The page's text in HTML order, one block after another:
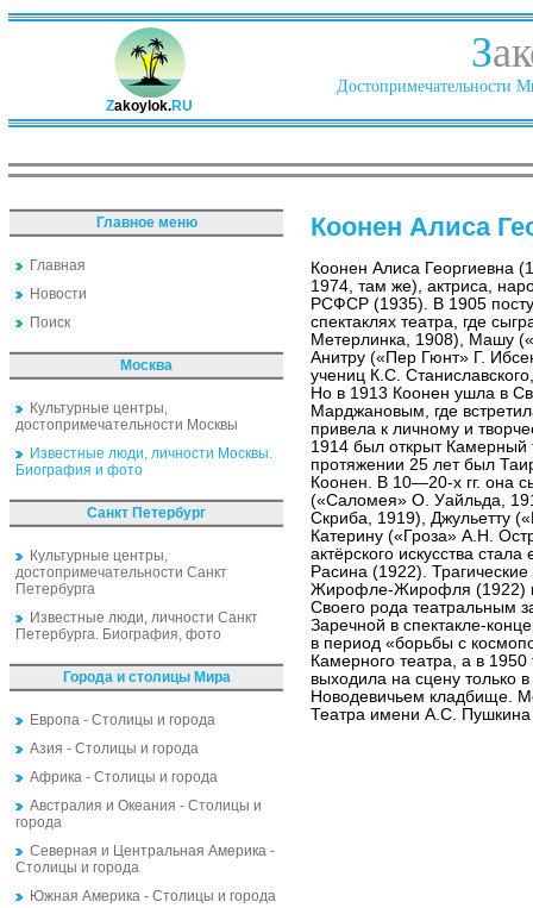
Zakoylok.RU
З
Достопримечательности
Главное меню
Главная
Новости
Поиск
Москва
Культурные центры,
достопримечательности Москвы
Известные люди, личности Москвы.
Биография и фото
Санкт Петербург
Культурные центры,
достопримечательности Санкт
Петербурга
Известные люди, личности Санкт
Петербурга. Биография, фото
Города и столицы Мира
Европа - Столицы и города
Азия - Столицы и города
Африка - Столицы и города
Австралия и Океания - Столицы и
города
Северная и Центральная Америка -
Столицы и города
Южная Америка - Столицы и города
Коонен Алиса
Коонен Алиса Георгиевна
1974, там же), актриса,
РСФСР (1935). В 1905
спектаклях театра, где
Метерлинка, 1908), Машу
Анитру («Пер Гюнт» Г.
учениц К.С.
Но в 1913 Коонен ушла в
Марджановым, где
привела к личному и
1914 был открыт Камерный
протяжении 25 лет был
Коонен. В 10—20-х гг. она
(«Саломея» О. Уайльда,
Скриба, 1919), Джульетту
Катерину («Гроза» А.Н.
актёрского искусства
Расина (1922).
Жирофле-Жирофля (1922)
Своего рода театральным
Заречной в спектакле-
в период «борьбы с
Камерного театра, а в
выходила на сцену только
Новодевичьем кладбище.
Театра имени А.С.